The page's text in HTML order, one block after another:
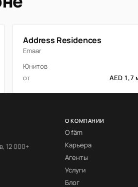
Address Residences
Emaar
Юнитов
от
AED 1,7
12 000+
О КОМПАНИИ
О fäm
Карьера
Агенты
Услуги
Блог